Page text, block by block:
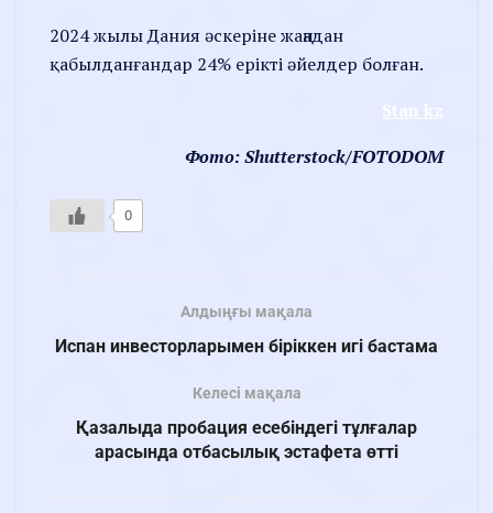
2024 жылы Дания әскеріне жаңадан
қабылданғандар 24% ерікті әйелдер болған.
Stan kz
Фото: Shutterstock/FOTODOM
0
Алдыңғы мақала
Испан инвесторларымен біріккен игі бастама
Келесі мақала
Қазалыда пробация есебіндегі тұлғалар
арасында отбасылық эстафета өтті